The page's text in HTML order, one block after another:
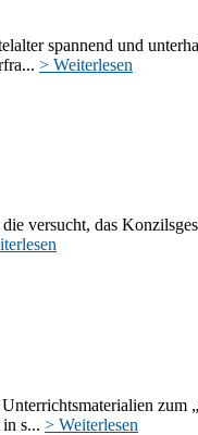
spannend und
> Weiterlesen
versucht, das
s... > Weiterlesen